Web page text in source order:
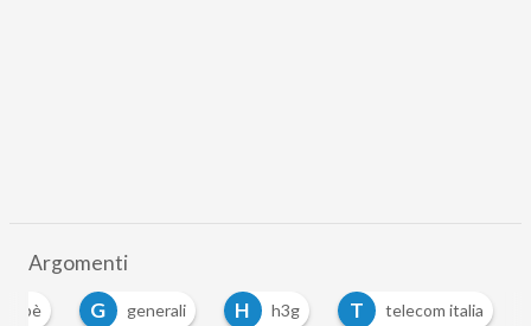
Argomenti
G generali H h3g T telecom italia